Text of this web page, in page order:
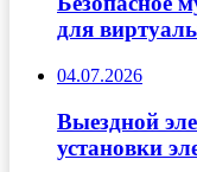
для
04.07.2026
Выездной
установки